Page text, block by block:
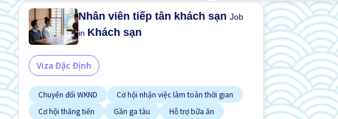
Nhân viên tiếp tân khách sạnJob
in Khách sạn
Viza Đặc Định
Chuyển đổi WKND
Cơ hội nhận việc làm toàn thời gian
Cơ hội thăng tiến
Gần ga tàu
Hỗ trợ bữa ăn